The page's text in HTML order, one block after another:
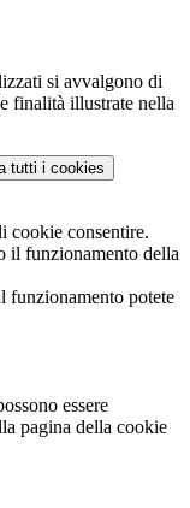
si avvalgono di
finalità illustrate nella
tutti i cookies
cookie consentire.
il funzionamento della
funzionamento potete
essere
pagina della cookie